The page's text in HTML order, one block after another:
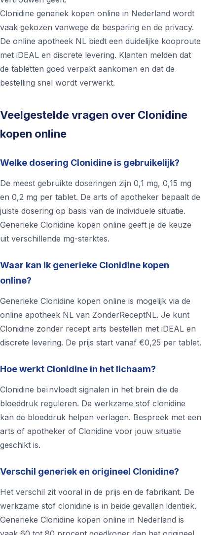
Clonidine generiek kopen online in Nederland wordt
vaak gekozen vanwege de besparing en de privacy.
De online apotheek NL biedt een duidelijke kooproute
met iDEAL en discrete levering. Klanten melden dat
de tabletten goed verpakt aankomen en dat de
bestelling snel wordt verwerkt.
Veelgestelde vragen over Clonidine
kopen online
Welke dosering Clonidine is gebruikelijk?
De meest gebruikte doseringen zijn 0,1 mg, 0,15 mg
en 0,2 mg per tablet. De arts of apotheker bepaalt de
juiste dosering op basis van de individuele situatie.
Generieke Clonidine kopen online geeft je de keuze
uit verschillende mg-sterktes.
Waar kan ik generieke Clonidine kopen
online?
Generieke Clonidine kopen online is mogelijk via de
online apotheek NL van ZonderReceptNL. Je kunt
Clonidine zonder recept arts bestellen met iDEAL en
discrete levering. De prijs start vanaf €0,25 per tablet.
Hoe werkt Clonidine in het lichaam?
Clonidine beïnvloedt signalen in het brein die de
bloeddruk reguleren. De werkzame stof clonidine
kan de bloeddruk helpen verlagen. Bespreek met een
arts of apotheker of Clonidine voor jouw situatie
geschikt is.
Verschil generiek en origineel Clonidine?
Het verschil zit vooral in de prijs en de fabrikant. De
werkzame stof clonidine is in beide gevallen identiek.
Generieke Clonidine kopen online in Nederland is